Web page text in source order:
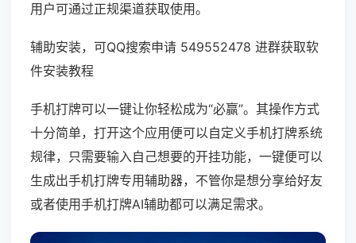
用户可通过正规渠道获取使用。
辅助安装，可QQ搜索申请 549552478 进群获取软
件安装教程
手机打牌可以一键让你轻松成为“必赢”。其操作方式
十分简单，打开这个应用便可以自定义手机打牌系统
规律，只需要输入自己想要的开挂功能，一键便可以
生成出手机打牌专用辅助器，不管你是想分享给好友
或者使用手机打牌AI辅助都可以满足需求。